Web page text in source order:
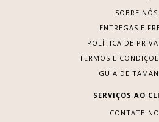
SOBRE NÓS
ENTREGAS E
POLÍTICA DE
TERMOS E
GUIA DE
SERVIÇOS AO
CONTATE-